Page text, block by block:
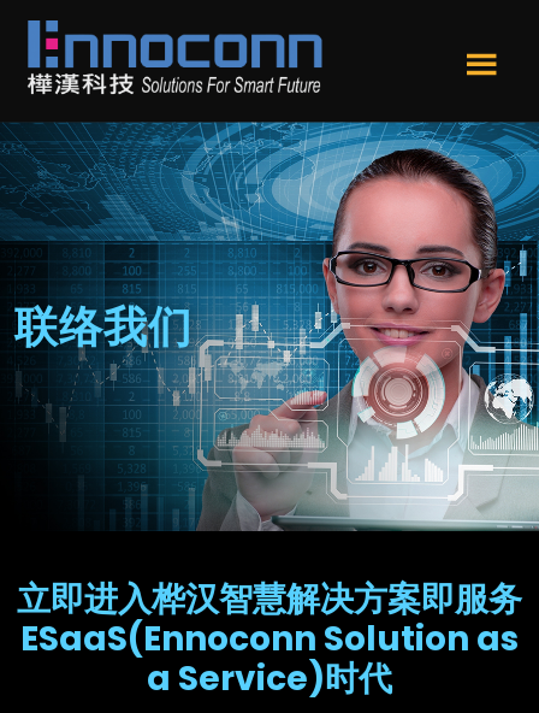
跳
转
到
主
要
内
容
跳
转
到
页
尾
樺
漢
科
技
Ennoconn
Technologies,Ennoconn
Corp.
樺
漢
科
技
u
联络我们
立即进入桦汉智慧解决方案即服务
ESaaS(Ennoconn Solution as
a Service)时代